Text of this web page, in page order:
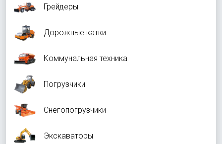
Грейдеры
Дорожные катки
Коммунальная техника
Погрузчики
Снегопогрузчики
Экскаваторы